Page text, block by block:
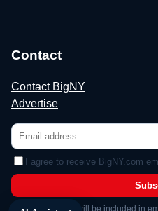
Contact
Contact BigNY
Advertise
I agree to receive BigNY.com
Unsubscribe link will be included in